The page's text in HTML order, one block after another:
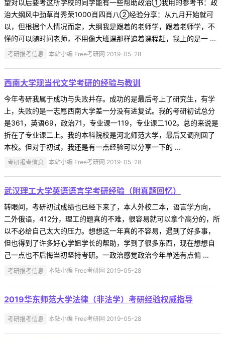
望对以后要考这所学校的同学能有一些帮助政治①我用的参考书：政
治大纲风中劲草肖秀荣1000肖四肖八②经验分享：从九月开始就可
以，但根据个人情况而定，大纲我是跟着的老师学，跟着老师学，不
懂的可以随时问老师，不用像大班课那样追着课程赶，我上的是一 ...
考研报考信息 本站小编 Free考研网 2019-05-28
西南大学现当代文学考研的经验与教训
今年考研我属于成功与失败并存。成功的是最后考上了研究生，有学
上，失败的是一志愿西南大学差一分没有进复试。我的考研初试总分
是361，英语69，政治71，专业课一119，专业课二102。总的来说是
折在了专业课二上。我的本科院校是河北师范大学，最后又调剂回了
本校。但对于初试，我还是有一点经验可以分享一下的 ...
考研报考信息 本站小编 Free考研网 2019-05-28
武汉理工大学英语语言学考研经验（附真题回忆）
转眼间，考研初试成绩也已经下来了，本人外校二本，语言学方向，
二外俄语，412分，理工的题真的不难，很容易就可以拿个高分的，所
以不必给自己太大的压力。想想这一年真的不容易，遇到了好多事，
但也得到了许多好心学姐学长的帮助，学到了很多东西，现在想想自
己一点也不后悔当初坚持考研。一政治感觉政治今年单选有点偏 ...
考研报考信息 本站小编 Free考研网 2019-05-28
2019华东师范大学法律（非法学）考研经验权威指导
考研报考信息 本站小编 Free考研网 2019-05-28